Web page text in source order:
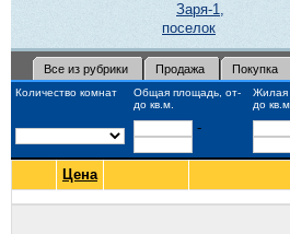
Заря-1,
поселок
Все из рубрики Продажа Покупка
Количество комнат
Общая площадь, от-
до кв.м.
Жилая
до кв.м.
-
Цена